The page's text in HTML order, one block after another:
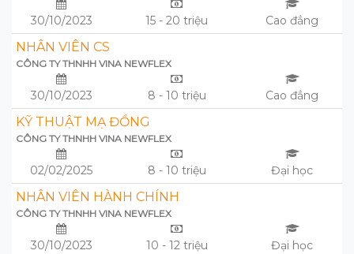
30/10/2023 15 - 20 triệu Cao đẳng
NHÂN VIÊN CS
CÔNG TY THNHH VINA NEWFLEX
30/10/2023 8 - 10 triệu Cao đẳng
KỸ THUẬT MẠ ĐỒNG
CÔNG TY THNHH VINA NEWFLEX
02/02/2025 8 - 10 triệu Đại học
NHÂN VIÊN HÀNH CHÍNH
CÔNG TY THNHH VINA NEWFLEX
30/10/2023 10 - 12 triệu Đại học